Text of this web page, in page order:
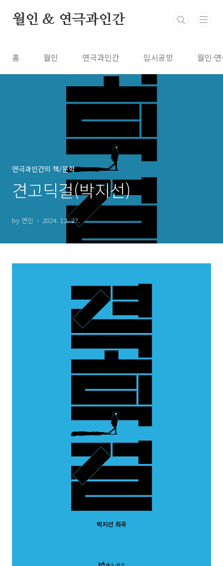
월인 & 연극과인간
홈 월인 연극과인간 입시공방 월인·
연극과인간의 책/문학
견고딕걸(박지선)
by 연인 2024. 12. 27.